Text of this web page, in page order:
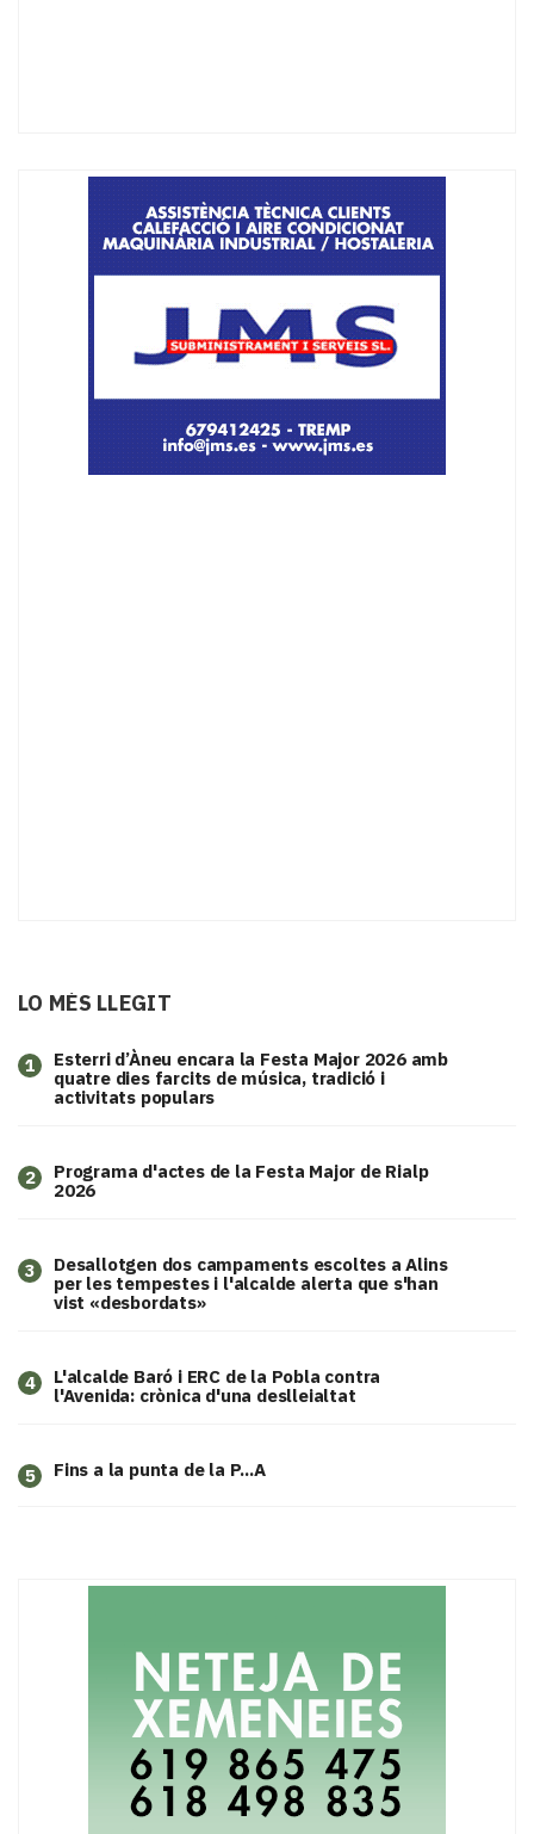
LO MÉS LLEGIT
1
Esterri d’Àneu encara la Festa Major 2026 amb
quatre dies farcits de música, tradició i
activitats populars
2
Programa d'actes de la Festa Major de Rialp
2026
3
​Desallotgen dos campaments escoltes a Alins
per les tempestes i l'alcalde alerta que s'han
vist «desbordats»
4
L'alcalde Baró i ERC de la Pobla contra
l'Avenida: crònica d'una deslleialtat
5 Fins a la punta de la P...A